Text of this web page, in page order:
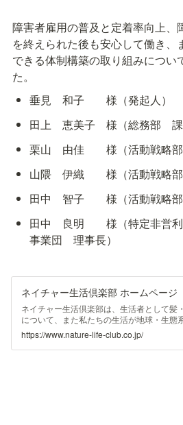
障害者雇用の普及と定着率向上、
を終えられた後も安心して働き、
できる体制構築の取り組みについ
た。
垂見　和子　　様（発起人）
田上　恵美子　様（総務部　課
栗山　由佳　　様（活動戦略部
山隈　伊織　　様（活動戦略部
田中　智子　　様（活動戦略部
田中　良明　　様（特定非営
事業団　理事長）
ネイチャー生活倶楽部 ホームページ
ネイチャー生活倶楽部は、生活者として髪
について、また私たちの生活が地球・生態
ます。どうしても必要であれば、自分たち
す。
https://www.nature-life-club.co.jp/